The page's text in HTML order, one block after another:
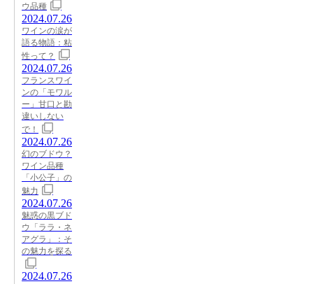
ウ品種
2024.07.26
ワインの涙が
語る物語：粘
性って？
2024.07.26
フランスワイ
ンの「モワル
ー」甘口と勘
違いしない
で！
2024.07.26
幻のブドウ？
ワイン品種
「小公子」の
魅力
2024.07.26
魅惑の黒ブド
ウ「ララ・ネ
アグラ」：そ
の魅力を探る
2024.07.26